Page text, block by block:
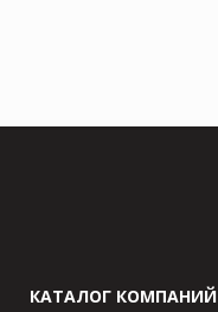
КАТАЛОГ КОМПАНИЙ